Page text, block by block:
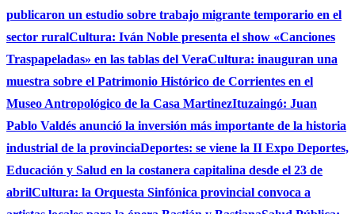
publicaron un estudio sobre trabajo migrante temporario en el
sector ruralCultura: Iván Noble presenta el show «Canciones
Traspapeladas» en las tablas del VeraCultura: inauguran una
muestra sobre el Patrimonio Histórico de Corrientes en el
Museo Antropológico de la Casa MartinezItuzaingó: Juan
Pablo Valdés anunció la inversión más importante de la historia
industrial de la provinciaDeportes: se viene la II Expo Deportes,
Educación y Salud en la costanera capitalina desde el 23 de
abrilCultura: la Orquesta Sinfónica provincial convoca a